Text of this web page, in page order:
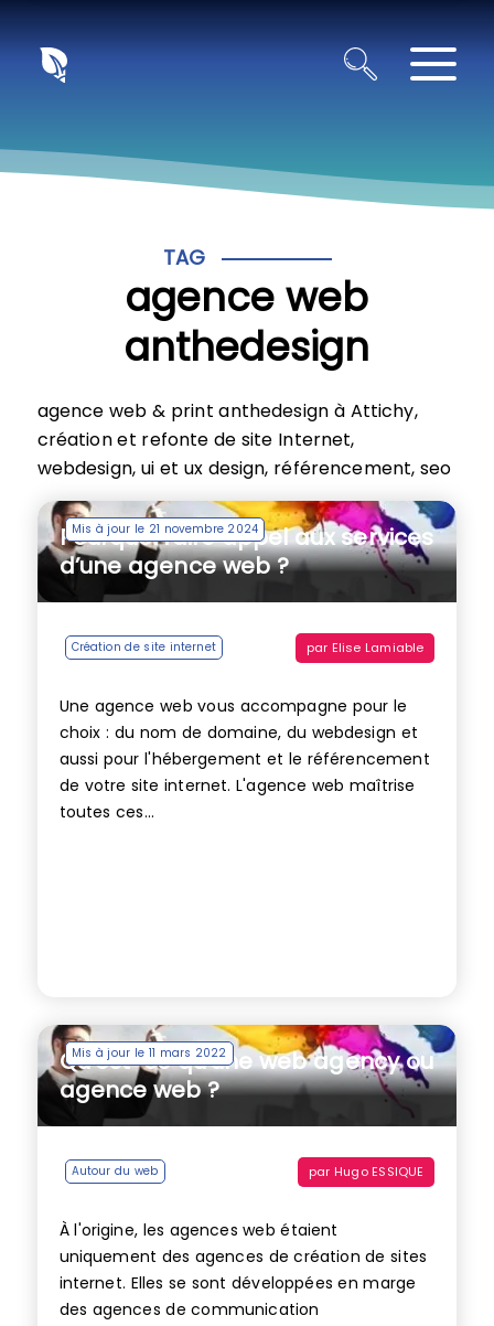
TAG
agence web
anthedesign
agence web & print anthedesign à Attichy,
création et refonte de site Internet,
webdesign, ui et ux design, référencement, seo
Mis à jour le 21 novembre 2024
Pourquoi faire appel aux services
d’une agence web ?
Création de site internet par Elise Lamiable
Une agence web vous accompagne pour le
choix : du nom de domaine, du webdesign et
aussi pour l'hébergement et le référencement
de votre site internet. L'agence web maîtrise
toutes ces...
Mis à jour le 11 mars 2022
Qu’est-ce qu’une web agency ou
agence web ?
Autour du web par Hugo ESSIQUE
À l'origine, les agences web étaient
uniquement des agences de création de sites
internet. Elles se sont développées en marge
des agences de communication
Panneau de gestion des cookies